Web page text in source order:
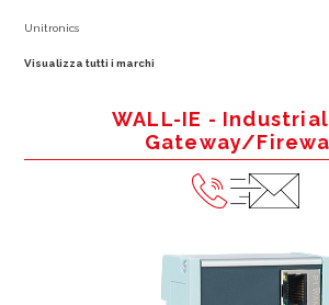
Unitronics
Visualizza tutti i marchi
WALL-IE - Industrial
Gateway/